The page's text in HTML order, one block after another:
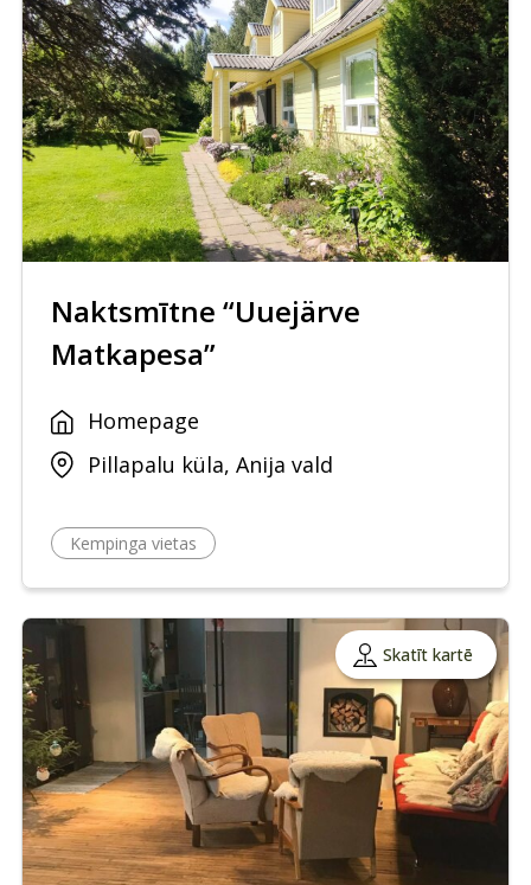
Naktsmītne “Uuejärve
Matkapesa”
Homepage
Pillapalu küla, Anija vald
Kempinga vietas
Skatīt kartē